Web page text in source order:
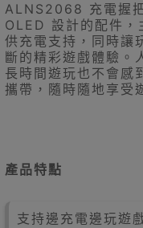
ALNS2068 充電握
OLED 設計的配件
供充電支持，同時讓
斷的精彩遊戲體驗。
長時間遊玩也不會感
攜帶，隨時隨地享受
產品特點
支持邊充電邊玩遊